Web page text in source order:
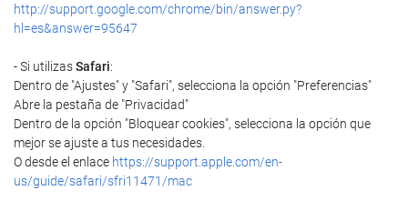
http://support.google.com/chrome/bin/answer.py?
hl=es&answer=95647
- Si utilizasSafari:
Dentro de "Ajustes" y "Safari", selecciona la opción "Preferencias"
Abre la pestaña de "Privacidad"
Dentro de la opción "Bloquear cookies", selecciona la opción que
mejor se ajuste a tus necesidades.
O desde el enlace https://support.apple.com/en-
us/guide/safari/sfri11471/mac